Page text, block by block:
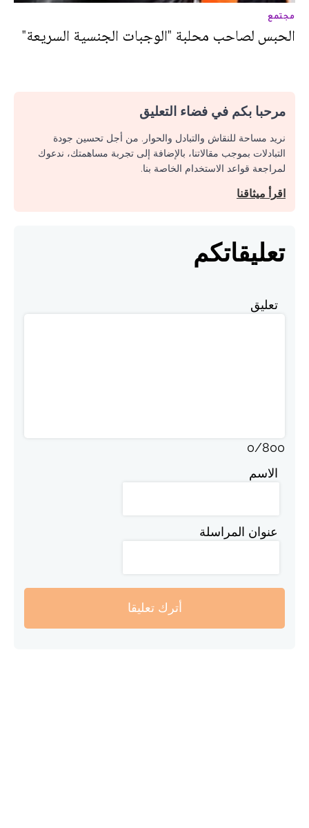
مجتمع
الحبس لصاحب محلبة "الوجبات الجنسية السريعة"
مرحبا بكم في فضاء التعليق
نريد مساحة للنقاش والتبادل والحوار. من أجل تحسين جودة
التبادلات بموجب مقالاتنا، بالإضافة إلى تجربة مساهمتك، ندعوك
لمراجعة قواعد الاستخدام الخاصة بنا.
اقرأ ميثاقنا
تعليقاتكم
تعليق
0/800
الاسم
عنوان المراسلة
أترك تعليقا